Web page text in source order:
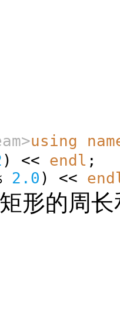
using
) << endl
2.0 ) <<
形的周